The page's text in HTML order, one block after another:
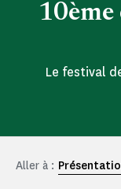
Le festival
Aller à :